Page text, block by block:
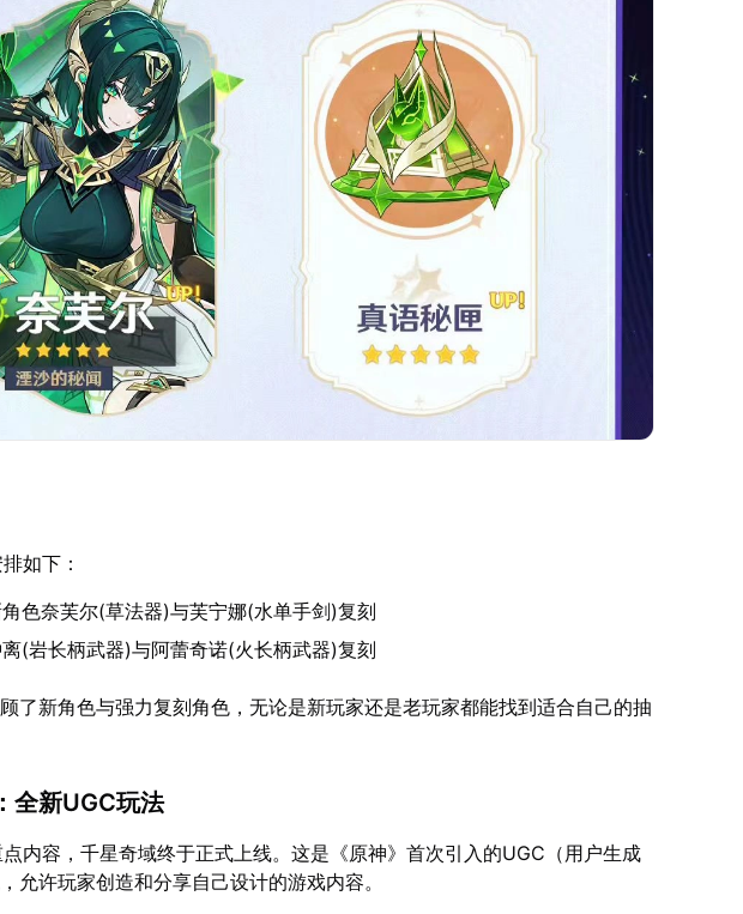
如下：
色奈芙尔(草法器)与芙宁娜(水单手剑)复刻
(岩长柄武器)与阿蕾奇诺(火长柄武器)复刻
了新角色与强力复刻角色，无论是新玩家还是老玩家都能找到适合自己的抽
全新UGC玩法
内容，千星奇域终于正式上线。这是《原神》首次引入的UGC（用户生成
允许玩家创造和分享自己设计的游戏内容。